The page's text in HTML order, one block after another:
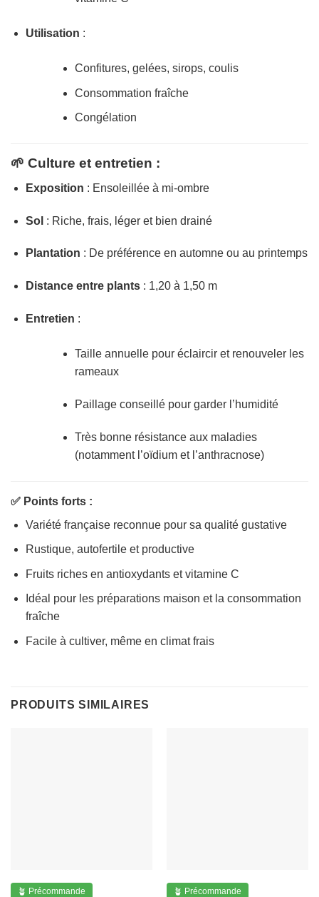
Utilisation :
Confitures, gelées, sirops, coulis
Consommation fraîche
Congélation
🌱 Culture et entretien :
Exposition : Ensoleillée à mi-ombre
Sol : Riche, frais, léger et bien drainé
Plantation : De préférence en automne ou au printemps
Distance entre plants: 1,20 à 1,50 m
Entretien :
Taille annuelle pour éclaircir et renouveler les
rameaux
Paillage conseillé pour garder l’humidité
Très bonne résistance aux maladies
(notamment l’oïdium et l’anthracnose)
✅ Points forts :
Variété française reconnue pour sa qualité gustative
Rustique, autofertile et productive
Fruits riches en antioxydants et vitamine C
Idéal pour les préparations maison et la consommation
fraîche
Facile à cultiver, même en climat frais
PRODUITS SIMILAIRES
🪴 Précommande 🪴 Précommande